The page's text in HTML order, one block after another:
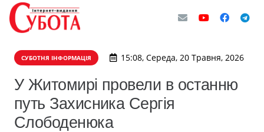
СУБОТНЯ ІНФОРМАЦІЯ 15:08, Середа, 20 Травня, 2026
У Житомирі провели в останню
путь Захисника Сергія
Слободенюка